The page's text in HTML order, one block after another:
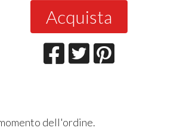
Acquista
dell'ordine.